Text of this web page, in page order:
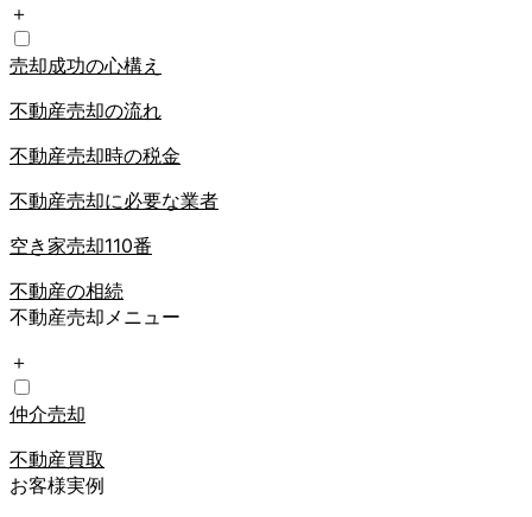
＋
売却成功の心構え
不動産売却の流れ
不動産売却時の税金
不動産売却に必要な業者
空き家売却110番
不動産の相続
不動産売却メニュー
＋
仲介売却
不動産買取
お客様実例